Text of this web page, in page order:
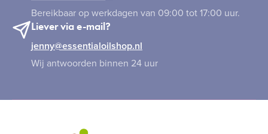
Bereikbaar op werkdagen van 09:00 tot 17:00 uur.
Liever via e-mail?
jenny@essentialoilshop.nl
Wij antwoorden binnen 24 uur